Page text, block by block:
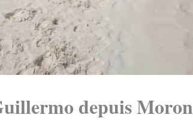
depuis Moron